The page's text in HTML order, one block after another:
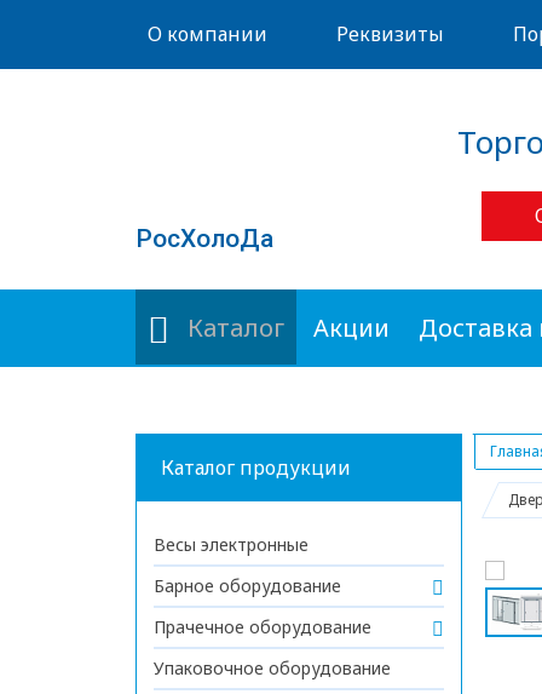
О компании Реквизиты
РосХолоДа
Каталог Акции Доставка
Каталог продукции
Весы электронные
Барное оборудование
Прачечное оборудование
Упаковочное оборудование